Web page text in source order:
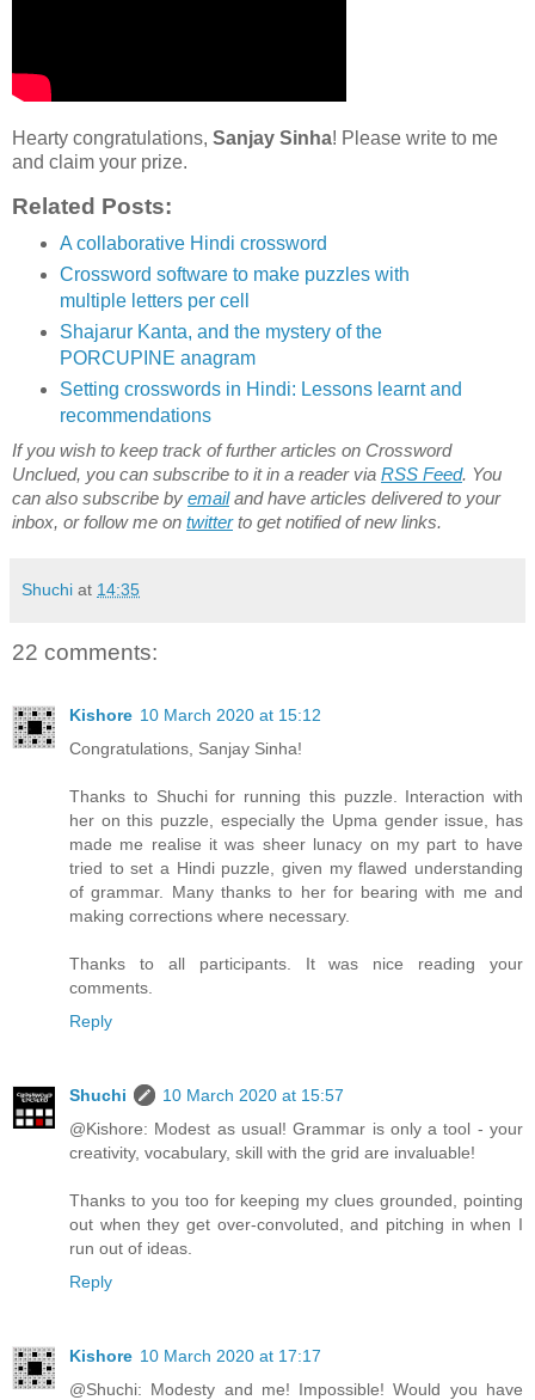
Hearty congratulations, Sanjay Sinha! Please write to me
and claim your prize.
Related Posts:
A collaborative Hindi crossword
Crossword software to make puzzles with
multiple letters per cell
Shajarur Kanta, and the mystery of the
PORCUPINE anagram
Setting crosswords in Hindi: Lessons learnt and
recommendations
If you wish to keep track of further articles on Crossword
Unclued, you can subscribe to it in a reader via RSS Feed. You
can also subscribe by emailand have articles delivered to your
inbox, or follow me on twitterto get notified of new links.
Shuchi at 14:35
22 comments:
Kishore 10 March 2020 at 15:12
Congratulations, Sanjay Sinha!
Thanks to Shuchi for running this puzzle. Interaction with
her on this puzzle, especially the Upma gender issue, has
made me realise it was sheer lunacy on my part to have
tried to set a Hindi puzzle, given my flawed understanding
of grammar. Many thanks to her for bearing with me and
making corrections where necessary.
Thanks to all participants. It was nice reading your
comments.
Reply
Shuchi
10 March 2020 at 15:57
@Kishore: Modest as usual! Grammar is only a tool - your
creativity, vocabulary, skill with the grid are invaluable!
Thanks to you too for keeping my clues grounded, pointing
out when they get over-convoluted, and pitching in when I
run out of ideas.
Reply
Kishore 10 March 2020 at 17:17
@Shuchi: Modesty and me! Impossible! Would you have